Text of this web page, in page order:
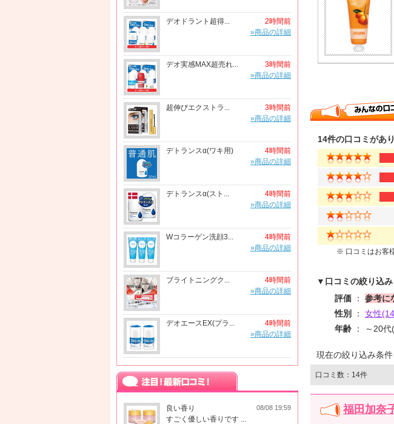
デオドラント超得...
2時間前
»商品の詳細
デオ実感MAX超売れ...
3時間前
»商品の詳細
超伸びエクストラ...
3時間前
»商品の詳細
デトランスα(ワキ用)
4時間前
»商品の詳細
デトランスα(スト...
4時間前
»商品の詳細
Wコラーゲン洗顔3...
4時間前
»商品の詳細
ブライトニングク...
4時間前
»商品の詳細
デオエースEX(プラ...
4時間前
»商品の詳細
良い香り 08/08 19:59
すごく優しい香りです ...
14件の口コミがあ
※ 口コミはお客
▼口コミの絞り込み
評価 ： 参考に
性別
： 女性
年齢 ： ～20
現在の絞り込み条
口コミ数：14件
福田加奈